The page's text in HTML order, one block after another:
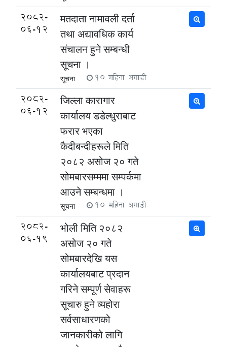
2082-
06-12
मतदाता नामावली दर्ता
तथा अद्यावधिक कार्य
संचालन हुने सम्बन्धी
सूचना ।
सूचना 10 महिना अगाडी
2082-
06-12
जिल्ला कारागार
कार्यालय डडेल्धुराबाट
फरार भएका
कैदीबन्दीहरूले मिति
२०८२ असोज २० गते
सोमबारसम्ममा सम्पर्कमा
आउने सम्बन्धमा ।
सूचना 10 महिना अगाडी
2082-
06-19
भोली मिति २०८२
असोज २० गते
सोमबारदेखि यस
कार्यालयबाट प्रदान
गरिने सम्पूर्ण सेवाहरू
सूचारु हुने व्यहोरा
सर्वसाधारणको
जानकारीको लागि